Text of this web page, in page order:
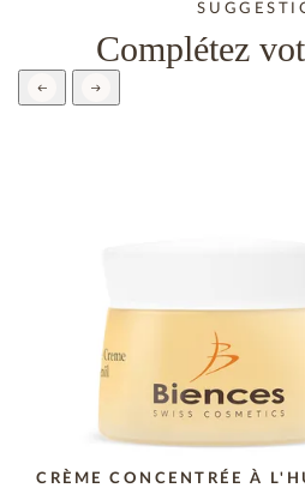
Complétez
CRÈME CONCENTRÉE À